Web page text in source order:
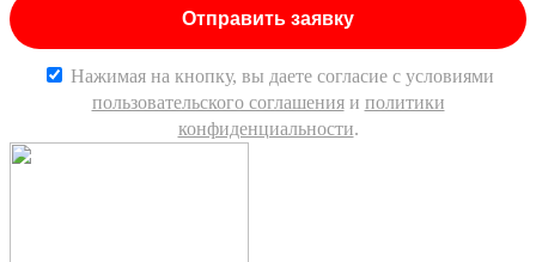
Нажимая на кнопку, вы даете согласие c условиями
пользовательского соглашенияи политики
конфиденциальности.